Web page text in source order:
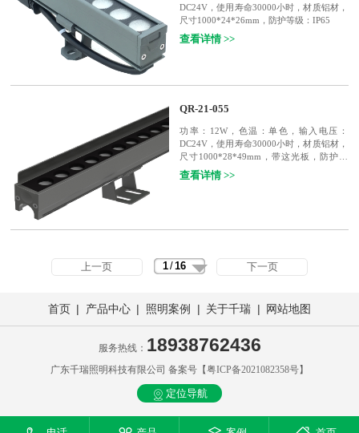
DC24V，使用寿命30000小时，材质铝材，
尺寸1000*24*26mm，防护等级：IP65
查看详情 >>
QR-21-055
功率：12W，色温：单色，输入电压：
DC24V，使用寿命30000小时，材质铝材，
尺寸1000*28*49mm，带这光板，防护等
级：IP65
查看详情 >>
上一页 1/16 下一页
首页 | 产品中心 | 照明案例 | 关于千瑞 | 网站地图
服务热线： 18938762436
广东千瑞照明科技有限公司 备案号【粤ICP备2021082358号】
定位导航